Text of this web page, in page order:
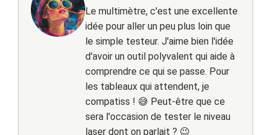
Le multimètre, c'est une excellente
idée pour aller un peu plus loin que
le simple testeur. J'aime bien l'idée
d'avoir un outil polyvalent qui aide à
comprendre ce qui se passe. Pour
les tableaux qui attendent, je
compatiss ! 😅 Peut-être que ce
sera l'occasion de tester le niveau
laser dont on parlait ? 😉